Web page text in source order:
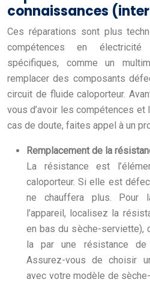
connaissances
Ces réparations sont plus
compétences en électricité
spécifiques, comme un
remplacer des composants
circuit de fluide caloporteur.
vous d’avoir les compétences et
cas de doute, faites appel à un
Remplacement de la
La résistance est
caloporteur. Si elle est
ne chauffera plus. Pour
l’appareil, localisez la
en bas du sèche-serviette),
la par une résistance de
Assurez-vous de choisir
avec votre modèle de